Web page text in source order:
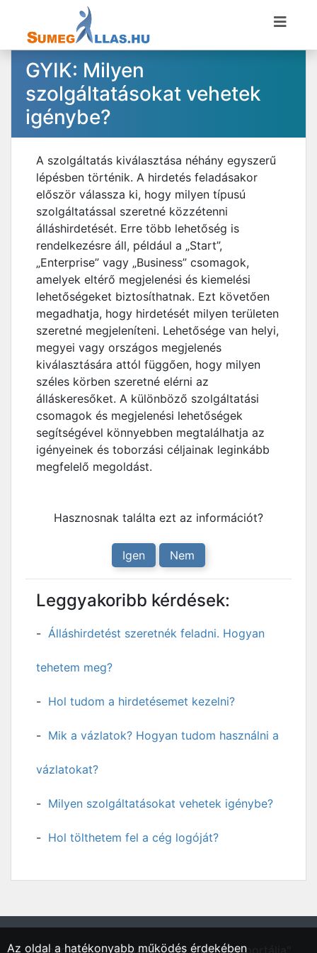
GYIK: Milyen
szolgáltatásokat vehetek
igénybe?
A szolgáltatás kiválasztása néhány egyszerű
lépésben történik. A hirdetés feladásakor
először válassza ki, hogy milyen típusú
szolgáltatással szeretné közzétenni
álláshirdetését. Erre több lehetőség is
rendelkezésre áll, például a „Start”,
„Enterprise” vagy „Business” csomagok,
amelyek eltérő megjelenési és kiemelési
lehetőségeket biztosíthatnak. Ezt követően
megadhatja, hogy hirdetését milyen területen
szeretné megjeleníteni. Lehetősége van helyi,
megyei vagy országos megjelenés
kiválasztására attól függően, hogy milyen
széles körben szeretné elérni az
álláskeresőket. A különböző szolgáltatási
csomagok és megjelenési lehetőségek
segítségével könnyebben megtalálhatja az
igényeinek és toborzási céljainak leginkább
megfelelő megoldást.
Hasznosnak találta ezt az információt?
Igen Nem
Leggyakoribb kérdések:
Álláshirdetést szeretnék feladni. Hogyan
tehetem meg?
Hol tudom a hirdetésemet kezelni?
Mik a vázlatok? Hogyan tudom használni a
vázlatokat?
Milyen szolgáltatásokat vehetek igénybe?
Hol tölthetem fel a cég logóját?
"Sümeg, Veszprém vármegyei régió állásportálja"
Az oldal a hatékonyabb működés érdekében